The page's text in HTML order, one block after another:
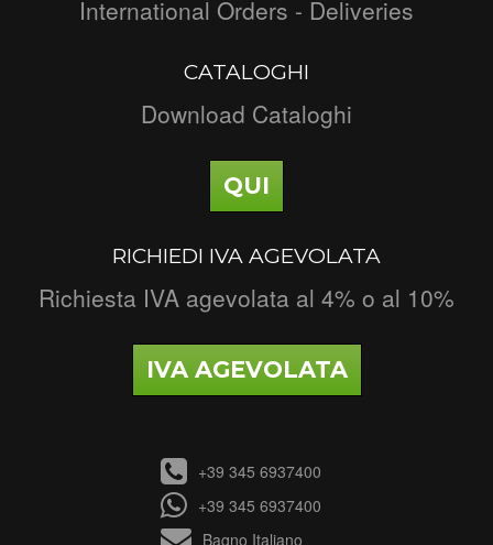
International Orders - Deliveries
CATALOGHI
Download Cataloghi
QUI
RICHIEDI IVA AGEVOLATA
Richiesta IVA agevolata al 4% o al 10%
IVA AGEVOLATA
+39 345 6937400
+39 345 6937400
Bagno Italiano